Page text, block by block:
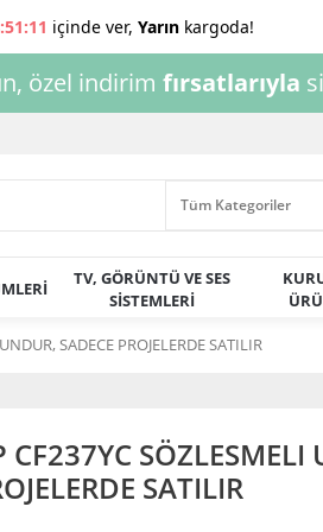
özel indirim fırsatlarıyla
TV, GÖRÜNTÜ VE SES
SİSTEMLERİ
SADECE PROJELERDE SATILIR
CF237YC SÖZLESMELI
SATILIR